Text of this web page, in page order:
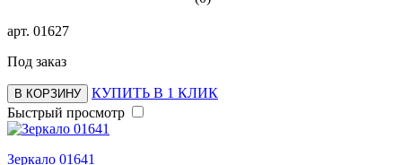
арт. 01627
Под заказ
В КОРЗИНУ
КУПИТЬ В 1 КЛИК
Быстрый просмотр
Зеркало 01641